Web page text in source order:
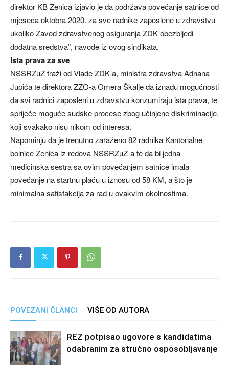
direktor KB Zenica izjavio je da podržava povećanje satnice od
mjeseca oktobra 2020. za sve radnike zaposlene u zdravstvu
ukoliko Zavod zdravstvenog osiguranja ZDK obezbijedi
dodatna sredstva”, navode iz ovog sindikata.
Ista prava za sve
NSSRZuZ traži od Vlade ZDK-a, ministra zdravstva Adnana
Jupića te direktora ZZO-a Omera Škalje da iznađu mogućnosti
da svi radnici zaposleni u zdravstvu konzumiraju ista prava, te
spriječe moguće sudske procese zbog učinjene diskriminacije,
koji svakako nisu nikom od interesa.
Napominju da je trenutno zaraženo 82 radnika Kantonalne
bolnice Zenica iz redova NSSRZuZ-a te da bi jedna
medicinska sestra sa ovim povećanjem satnice imala
povećanje na startnu plaću u iznosu od 58 KM, a što je
minimalna satisfakcija za rad u ovakvim okolnostima.
POVEZANI ČLANCI VIŠE OD AUTORA
REZ potpisao ugovore s kandidatima
odabranim za stručno osposobljavanje